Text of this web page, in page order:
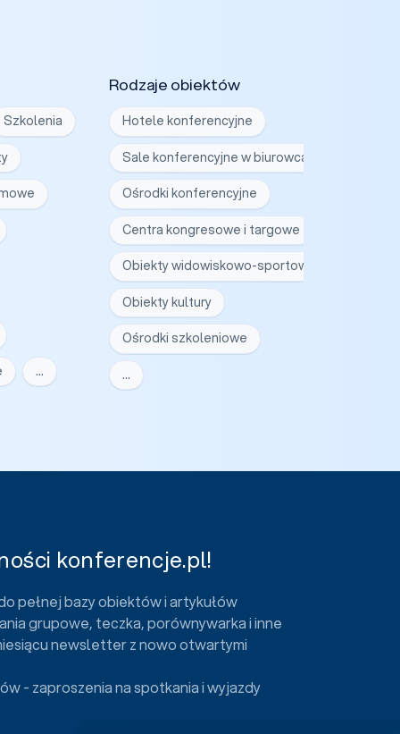
…
Szkolenia
Rodzaje obiektów
Hotele konferencyjne
Sale konferencyjne w biurowcach
Ośrodki konferencyjne
Centra kongresowe i targowe
Obiekty widowiskowo-sportowe
Obiekty kultury
Ośrodki szkoleniowe
…
konferencje.pl!
pełnej bazy obiektów i artykułów
grupowe, teczka, porównywarka i inne
newsletter z nowo otwartymi
- zaproszenia na spotkania i wyjazdy